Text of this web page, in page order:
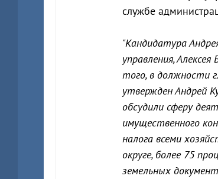
службе
"Кандидатура
управления,
того, в должности
утвержден Андрей
обсудили сферу
имущественного
налога всеми
округе, более 75
земельных